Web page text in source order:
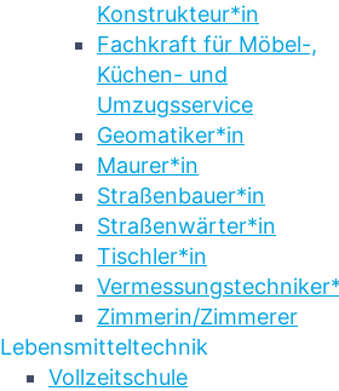
Konstrukteur*in
Fachkraft für Möbel-,
Küchen- und
Umzugsservice
Geomatiker*in
Maurer*in
Straßenbauer*in
Straßenwärter*in
Tischler*in
Zimmerin/Zimmerer
Lebensmitteltechnik
Vollzeitschule